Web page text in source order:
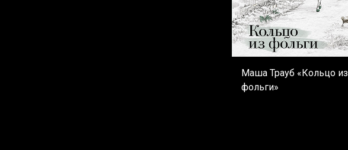
Маша Трауб «Кольцо из
фольги»